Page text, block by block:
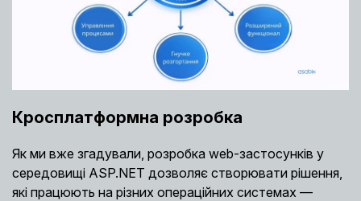
Кросплатформна розробка
Як ми вже згадували, розробка web-застосунків у
середовищі ASP.NET дозволяє створювати рішення,
які працюють на різних операційних системах —